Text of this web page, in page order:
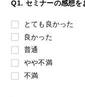
Q1. セミナーの感想を
とても良かった
良かった
普通
やや不満
不満